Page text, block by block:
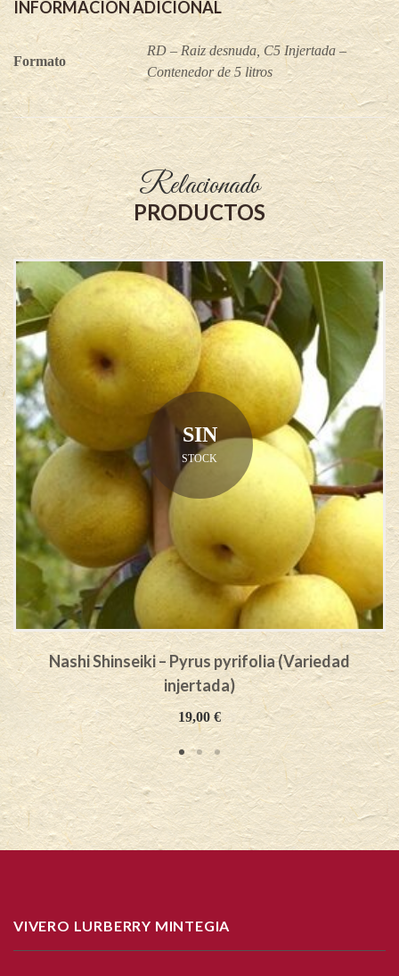
INFORMACIÓN ADICIONAL
Formato
RD – Raiz desnuda, C5 Injertada –
Contenedor de 5 litros
Relacionado
PRODUCTOS
SIN
STOCK
Nashi Shinseiki – Pyrus pyrifolia (Variedad
injertada)
19,00 €
VIVERO LURBERRY MINTEGIA